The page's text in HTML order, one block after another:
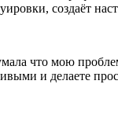
создаёт
что мою
и делаете